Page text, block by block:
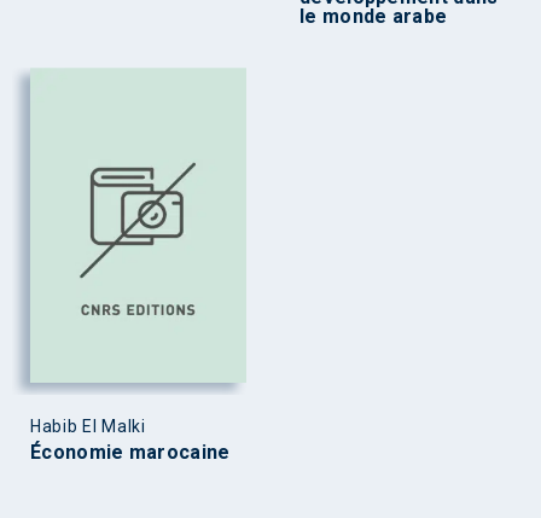
le monde arabe
Habib El Malki
Économie marocaine